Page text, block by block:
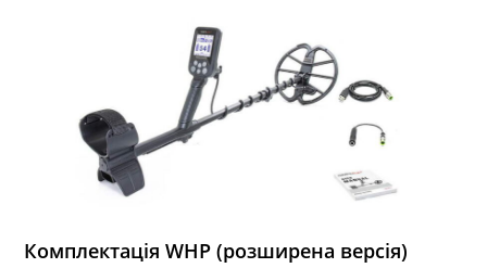
Комплектація WHP (розширена версія)